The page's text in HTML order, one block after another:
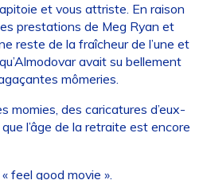
et vous attriste. En raison
prestations de Meg Ryan et
reste de la fraîcheur de l’une et
avait su bellement
mômeries.
momies, des caricatures d’eux-
l’âge de la retraite est encore
feel good movie ».